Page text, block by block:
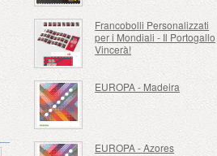
Francobolli Personalizzati
per i Mondiali - Il Portogallo
Vincerà!
EUROPA - Madeira
EUROPA - Azores